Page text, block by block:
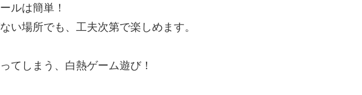
ルは簡単！
い場所でも、工夫次第で楽しめます。
てしまう、白熱ゲーム遊び！